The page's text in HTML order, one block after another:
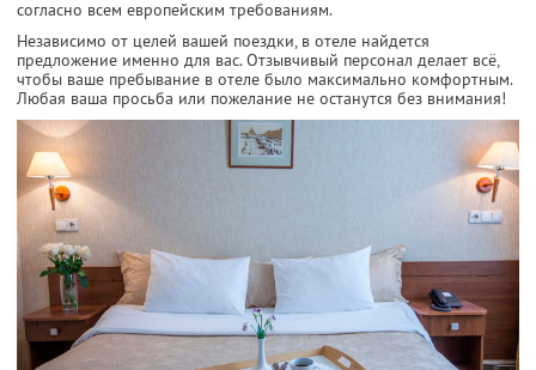
согласно всем европейским требованиям.
Независимо от целей вашей поездки, в отеле найдется
предложение именно для вас. Отзывчивый персонал делает всё,
чтобы ваше пребывание в отеле было максимально комфортным.
Любая ваша просьба или пожелание не останутся без внимания!